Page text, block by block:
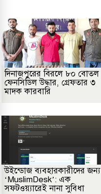
দিনাজপুরের বিরলে ৮০ বোতল
ফেনসিডিল উদ্ধার, গ্রেফতার ৩
মাদক কারবারি
উইন্ডোজ ব্যবহারকারীদের জন্য
‘MuslimDesk’: এক
সফটওয়্যারেই নানা সুবিধা